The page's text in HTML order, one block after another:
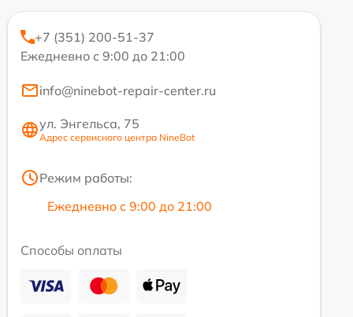
+7 (351) 200-51-37
Ежедневно с 9:00 до 21:00
info@ninebot-repair-center.ru
ул. Энгельса, 75
Адрес сервисного центра NineBot
Режим работы:
Ежедневно с 9:00 до 21:00
Способы оплаты